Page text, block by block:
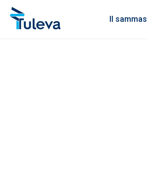
Liigu edasi sisu juurde
II sammas